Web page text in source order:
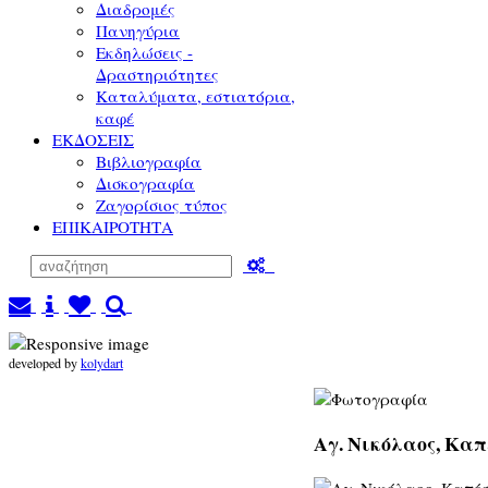
Διαδρομές
Πανηγύρια
Εκδηλώσεις -
Δραστηριότητες
Καταλύματα, εστιατόρια,
καφέ
ΕΚΔΟΣΕΙΣ
Βιβλιογραφία
Δισκογραφία
Ζαγορίσιος τύπος
ΕΠΙΚΑΙΡΟΤΗΤΑ
developed bykolydart
Αγ. Νικόλαος,